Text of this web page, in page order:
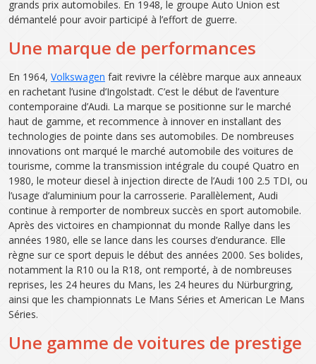
grands prix automobiles. En 1948, le groupe Auto Union est
démantelé pour avoir participé à l’effort de guerre.
Une marque de performances
En 1964, Volkswagen fait revivre la célèbre marque aux anneaux
en rachetant l’usine d’Ingolstadt. C’est le début de l’aventure
contemporaine d’Audi. La marque se positionne sur le marché
haut de gamme, et recommence à innover en installant des
technologies de pointe dans ses automobiles. De nombreuses
innovations ont marqué le marché automobile des voitures de
tourisme, comme la transmission intégrale du coupé Quatro en
1980, le moteur diesel à injection directe de l’Audi 100 2.5 TDI, ou
l’usage d’aluminium pour la carrosserie. Parallèlement, Audi
continue à remporter de nombreux succès en sport automobile.
Après des victoires en championnat du monde Rallye dans les
années 1980, elle se lance dans les courses d’endurance. Elle
règne sur ce sport depuis le début des années 2000. Ses bolides,
notamment la R10 ou la R18, ont remporté, à de nombreuses
reprises, les 24 heures du Mans, les 24 heures du Nürburgring,
ainsi que les championnats Le Mans Séries et American Le Mans
Séries.
Une gamme de voitures de prestige